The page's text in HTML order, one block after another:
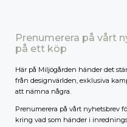
Prenumerera på vårt
på ett köp
Här på Miljögården händer det
från designvärlden, exklusiva
att nämna några.
Prenumerera på vårt nyhetsbrev
kring vad som händer i